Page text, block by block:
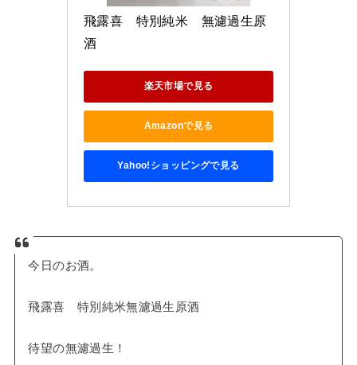
飛露喜　特別純米　無濾過生原
酒
楽天市場で見る
Amazonで見る
Yahoo!ショッピングで見る
今日のお酒。
飛露喜 特別純米無濾過生原酒
待望の無濾過生！